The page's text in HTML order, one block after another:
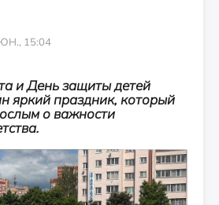
15:04
и День защиты детей
яркий праздник, который
о важности